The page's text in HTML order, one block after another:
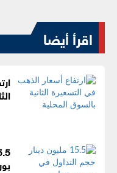
اقرأ أيضا